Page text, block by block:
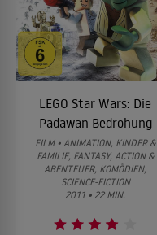
LEGO Star Wars: Die
Padawan Bedrohung
FILM • ANIMATION, KINDER &
FAMILIE, FANTASY, ACTION &
ABENTEUER, KOMÖDIEN,
SCIENCE-FICTION
2011 • 22 MIN.